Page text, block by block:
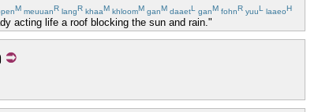
M meuuanR langR khaaM khloomM ganM daaetL ganM fohnR yuuL laaeoH
acting life a roof blocking the sun and rain."